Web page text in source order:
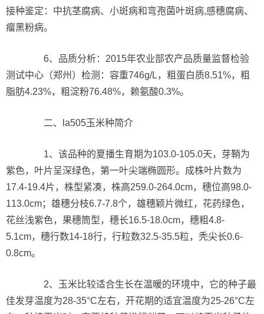
接种鉴定：中抗茎腐病、小斑病和弯孢菌叶斑病,感穗腐病、
瘤黑粉病。
6、品质分析：2015年农业部农产品质量监督检验
测试中心（郑州）检测：容重746g/L，粗蛋白质8.51%，粗
脂肪4.23%，粗淀粉76.48%，赖氨酸0.3%。
二、la505玉米种简介
1、该品种的夏播生育期为103.0-105.0天，芽鞘为
紫色，叶片呈深绿色，第一叶尖端椭圆形。成株叶片数为
17.4-19.4片，株型紧凑，株高259.0-264.0cm，穗位高98.0-
113.0cm；雄穗分枝6.7-7.8个，雄穗颖片微红，花药绿色，
花丝浅紫色，果穗筒型，穗长16.5-18.0cm，穗粗4.8-
5.1cm，穗行数14-18行，行粒数32.5-35.5粒，秃尖长0.6-
0.8cm。
2、玉米比较适合生长在温暖的环境中，它的种子最
佳发芽温度为28-35°C左右，开花期的适宜温度为25-26°C左